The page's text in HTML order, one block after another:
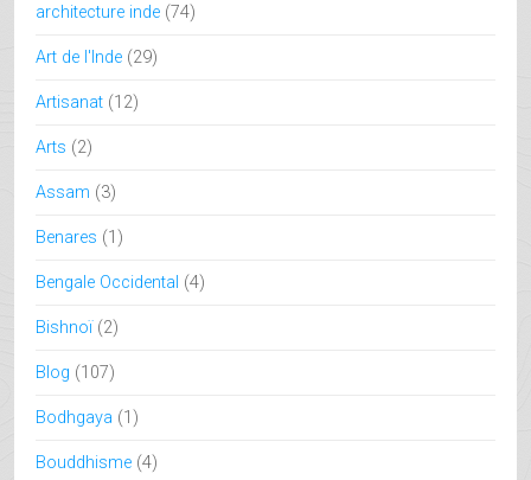
architecture inde (74)
Art de l'Inde (29)
Artisanat (12)
Arts (2)
Assam (3)
Benares (1)
Bengale Occidental (4)
Bishnoï(2)
Blog (107)
Bodhgaya (1)
Bouddhisme (4)